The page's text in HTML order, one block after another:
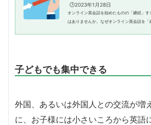
🕒️2023年1月28日
オンライン英会話を始めたものの「継続」す
はありませんか。なぜオンライン英会話を「
子どもでも集中できる
外国、あるいは外国人との交流が増
に、お子様には小さいころから英語